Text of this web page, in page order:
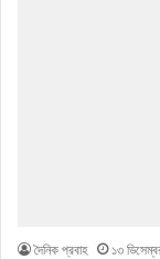
দৈনিক প্রবাহ ১৩